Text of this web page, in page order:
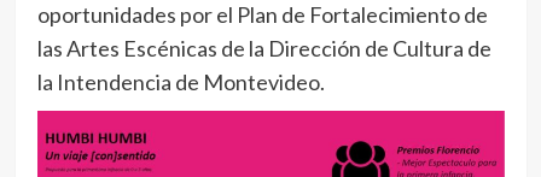
oportunidades por el Plan de Fortalecimiento de
las Artes Escénicas de la Dirección de Cultura de
la Intendencia de Montevideo.